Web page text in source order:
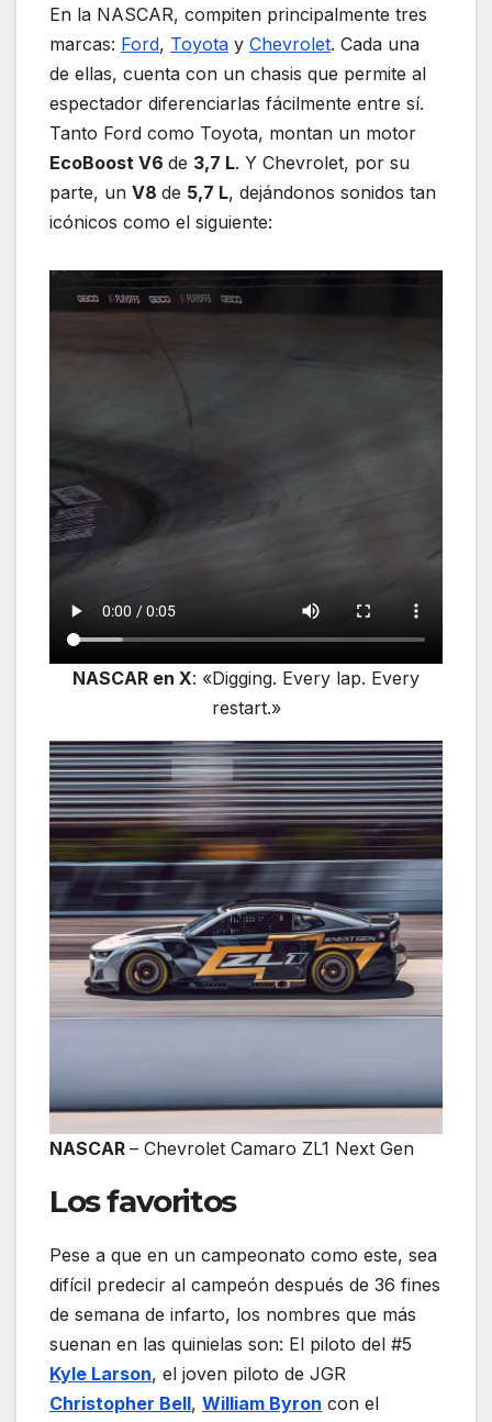
En la NASCAR, compiten principalmente tres
marcas: Ford, Toyota y Chevrolet. Cada una
de ellas, cuenta con un chasis que permite al
espectador diferenciarlas fácilmente entre sí.
Tanto Ford como Toyota, montan un motor
EcoBoost V6 de 3,7 L. Y Chevrolet, por su
parte, un V8 de 5,7 L, dejándonos sonidos tan
icónicos como el siguiente:
NASCAR en X: «Digging. Every lap. Every
restart.»
NASCAR – Chevrolet Camaro ZL1 Next Gen
Los favoritos
Pese a que en un campeonato como este, sea
difícil predecir al campeón después de 36 fines
de semana de infarto, los nombres que más
suenan en las quinielas son: El piloto del #5
Kyle Larson, el joven piloto de JGR
Christopher Bell, William Byron con el